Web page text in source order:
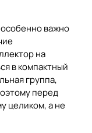
важно
на
в компактный
группа,
перед
целиком, а не